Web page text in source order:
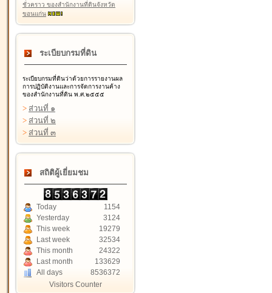
ชั่วคราว ของสำนักงานที่ดินจังหวัด
ขอนแก่น
ระเบียบกรมที่ดิน
ระเบียบกรมที่ดินว่าด้วยการรายงานผล
การปฏิบัติงานและการจัดการงานค้าง
ของสำนักงานที่ดิน พ.ศ.๒๕๕๕
> ส่วนที่ ๑
> ส่วนที่ ๒
> ส่วนที่ ๓
สถิติผู้เยี่ยมชม
Today
1154
Yesterday
3124
This week
19279
Last week
32534
This month
24322
Last month
133629
All days
8536372
Visitors Counter